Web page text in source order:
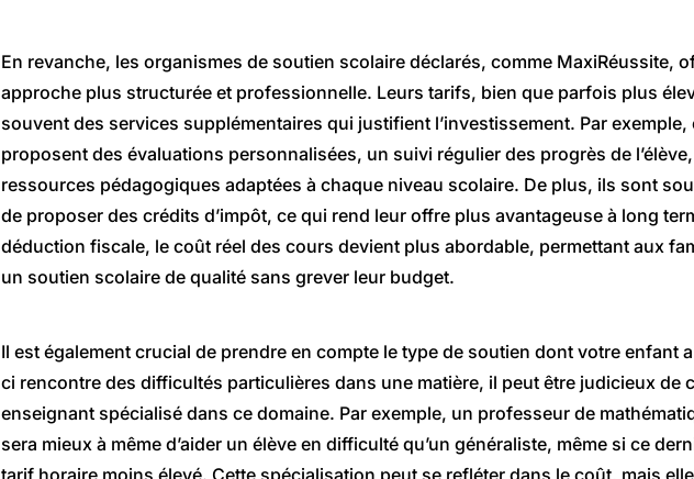
En revanche, les organismes de soutien scolaire déclarés, comme MaxiRéussite,
approche plus structurée et professionnelle. Leurs tarifs, bien que parfois plus
souvent des services supplémentaires qui justifient l’investissement. Par
proposent des évaluations personnalisées, un suivi régulier des progrès de
ressources pédagogiques adaptées à chaque niveau scolaire. De plus, ils sont
de proposer des crédits d’impôt, ce qui rend leur offre plus avantageuse à long
déduction fiscale, le coût réel des cours devient plus abordable, permettant aux
un soutien scolaire de qualité sans grever leur budget.
Il est également crucial de prendre en compte le type de soutien dont votre enfant
ci rencontre des difficultés particulières dans une matière, il peut être judicieux de
enseignant spécialisé dans ce domaine. Par exemple, un professeur de
sera mieux à même d’aider un élève en difficulté qu’un généraliste, même si ce